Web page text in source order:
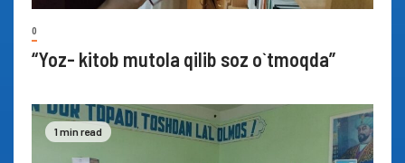
0
“Yoz- kitob mutola qilib soz o`tmoqda”
1 min read